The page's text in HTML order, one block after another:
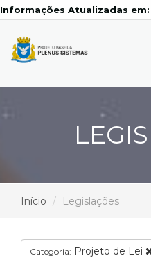
Atualizadas em:
Início Legislações
Categoria: Projeto de Lei